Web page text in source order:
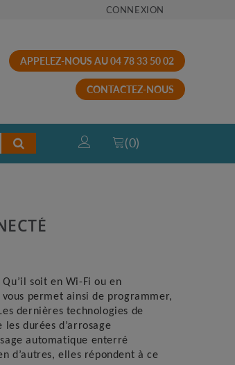
CONNEXION
APPELEZ-NOUS AU 04 78 33 50 02
CONTACTEZ-NOUS
(0)
soit en Wi-Fi ou en
permet ainsi de programmer,
dernières technologies de
durées d’arrosage
automatique enterré
d’autres, elles répondent à ce